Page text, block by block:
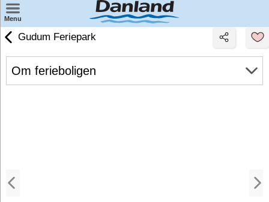
Menu
Finn feriesenter på kartet
Miniferie
Gudum Feriepark
Om ferieboligen